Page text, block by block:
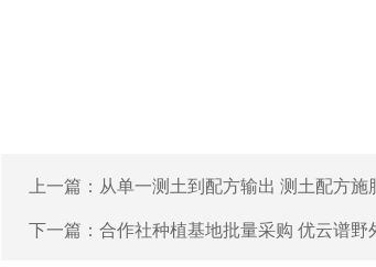
上一篇： 从单一测土到配方输出 测土配方
下一篇： 合作社种植基地批量采购 优云谱